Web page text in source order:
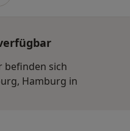
befinden sich
Hamburg in